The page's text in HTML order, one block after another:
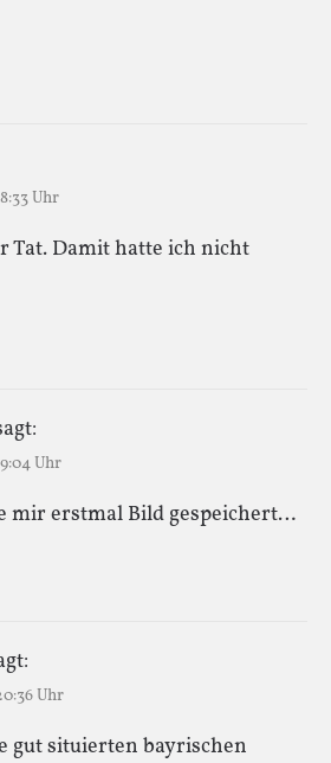
Uhr
Tat. Damit hatte ich nicht
Uhr
mir erstmal Bild gespeichert…
Uhr
gut situierten bayrischen